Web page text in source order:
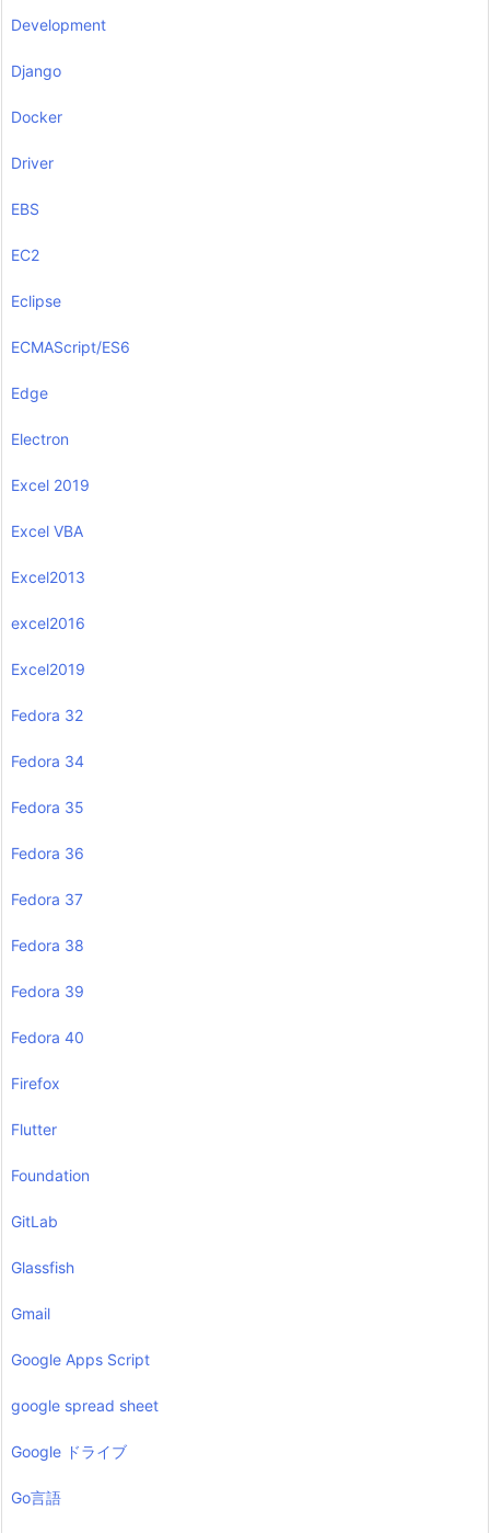
Development
Django
Docker
Driver
EBS
EC2
Eclipse
ECMAScript/ES6
Edge
Electron
Excel 2019
Excel VBA
Excel2013
excel2016
Excel2019
Fedora 32
Fedora 34
Fedora 35
Fedora 36
Fedora 37
Fedora 38
Fedora 39
Fedora 40
Firefox
Flutter
Foundation
GitLab
Glassfish
Gmail
Google Apps Script
google spread sheet
Google ドライブ
Go言語